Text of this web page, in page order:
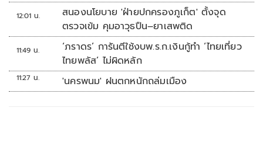
12:01 น.
สนองนโยบาย 'ฝ่ายปกครองภูเก็ต' ตั้งจุด
ตรวจเข้ม คุมอาวุธปืน–ยาเสพติด
11:49 น.
‘ภราดร’ การันตีใช้งบพ.ร.ก.เงินกู้ทำ ‘ไทยเที่ยว
ไทยพลัส’ ไม่ผิดหลัก
11:27 น. 'นครพนม' ฝนตกหนักถล่มเมือง